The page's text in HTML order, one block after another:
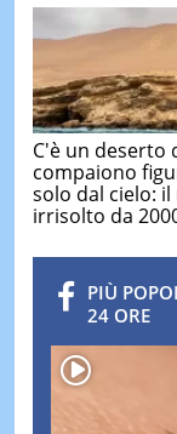
C'è un deserto
compaiono
solo dal cielo:
irrisolto da
PIÙ
24 ORE